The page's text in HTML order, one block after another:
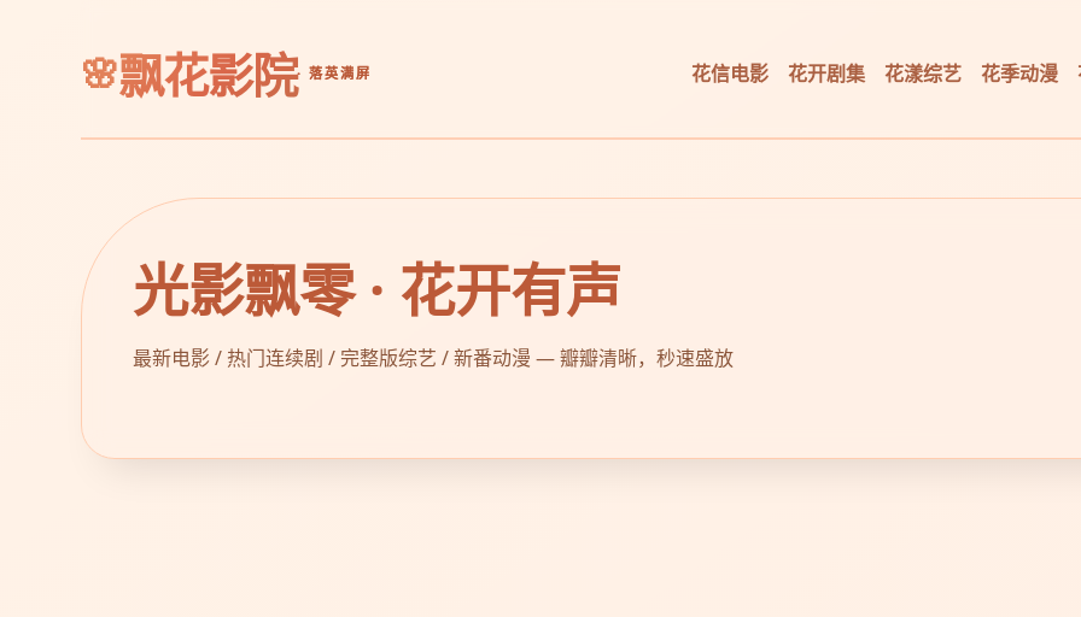
飘花影院· 落英满屏 花信电影 花开剧集 花漾综艺 花季动漫
光影飘零 · 花开有声
最新电影 / 热门连续剧 / 完整版综艺 / 新番动漫 — 瓣瓣清晰，秒速盛放